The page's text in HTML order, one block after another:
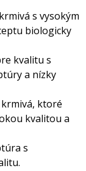
s vysokým
biologicky
kvalitu s
a nízky
ktoré
kvalitou a
s